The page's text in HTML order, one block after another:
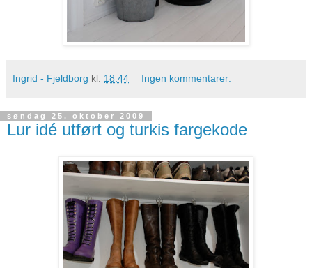
Ingrid - Fjeldborg kl. 18:44 Ingen kommentarer:
søndag 25. oktober 2009
Lur idé utført og turkis fargekode